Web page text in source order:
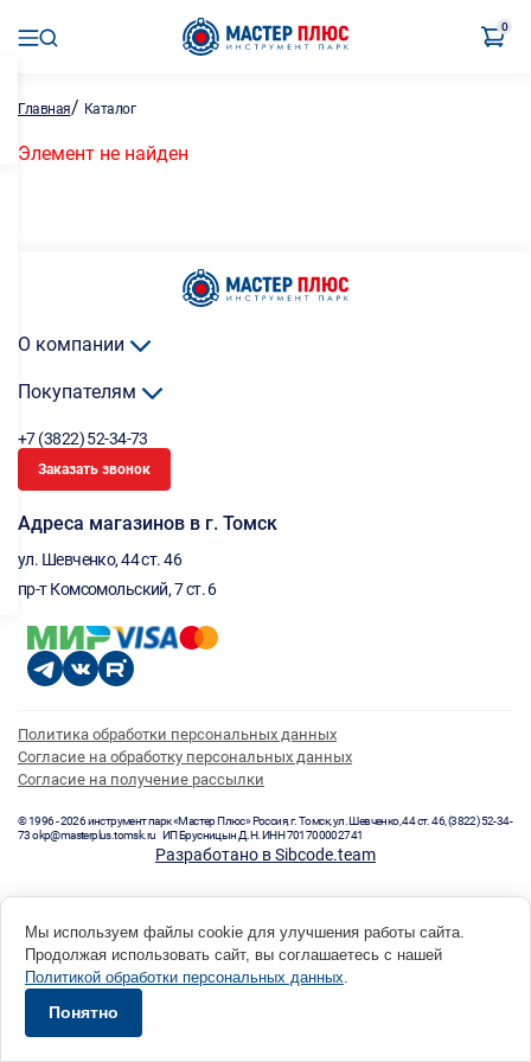
0
Главная/ Каталог
Элемент не найден
О компании
Покупателям
+7 (3822) 52-34-73
Заказать звонок
Адреса магазинов в г. Томск
ул. Шевченко, 44 ст. 46
пр-т Комсомольский, 7 ст. 6
Политика обработки персональных данных
Согласие на обработку персональных данных
Согласие на получение рассылки
© 1996 - 2026 инструмент парк «Мастер Плюс» Россия, г. Томск, ул. Шевченко, 44 ст. 46, (3822) 52-34-
73 okp@masterplus.tomsk.ru ИП Брусницын Д.Н. ИНН 701700002741
Разработано в Sibcode.team
Мы используем файлы cookie для улучшения работы сайта.
Продолжая использовать сайт, вы соглашаетесь с нашей
Политикой обработки персональных данных.
Понятно